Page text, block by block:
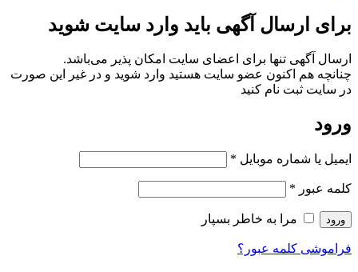
برای ارسال آگهی باید وارد سایت شوید
ارسال آگهی تنها برای اعضای سایت امکان پذیر می‌باشد.
چنانچه هم‌ اکنون عضو سایت هستید وارد شوید و در غیر این صورت
در سایت ثبت نام کنید
ورود
ایمیل یا شماره موبایل *
کلمه عبور *
ورود مرا به خاطر بسپار
فراموشی کلمه عبور؟